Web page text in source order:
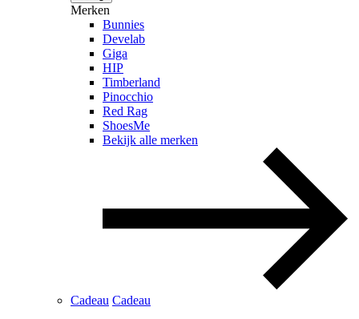
Merken
Bunnies
Develab
Giga
HIP
Timberland
Pinocchio
Red Rag
ShoesMe
Bekijk alle merken
Cadeau Cadeau